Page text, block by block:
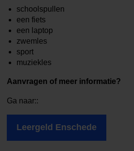
schoolspullen
een fiets
een laptop
zwemles
sport
muziekles
Aanvragen of meer informatie?
Ga naar::
Leergeld Enschede